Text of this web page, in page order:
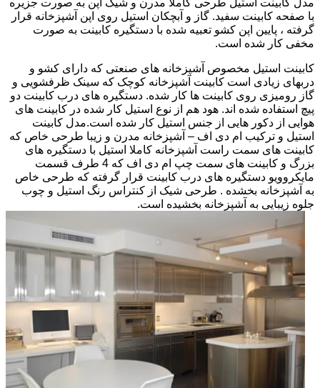
با صفحه کابینت سفید. گاز و آبچکان استیل روی اپن آشپزخانه قرار
گرفته ، پایین اپن کشو تعبیه شده با دستگیره کابینت به صورت
مخفی کار شده است.
کابینت استیل مخصوص آشپزخانه های صنعتی که دارای کشو و
دربهای زیادی است کابینت آشپزخانه کوچک که سینک ظرفشویی و
گاز رومیزی روی کابینت ها کار شده. دستگیره های درب کابینت دو
پیچ استفاده شده اند. هود هم از نوع استیل کار شده در کابینت های
هوایی از دکور هایی از جنس استیل کار شده است.مدل کابینت
استیل و ترکیب ام دی اف – آشپزخانه مدرن و زیبا طرحی خاص که
کابینت های سمت راست آشپزخانه کاملا استیل با دستگیره های
بزرگ و کابینت های سمت چپ ام دی اف که 4 طرف قسمت
مایکروویو دستگیره های درب کابینت قرار گرفته که طرحی خاص
به آشپزخانه بخشده . طرحی شیک از کنتراس رنگ استیل و چوب
جلوه زیبایی به آشپزخانه بخشیده است.